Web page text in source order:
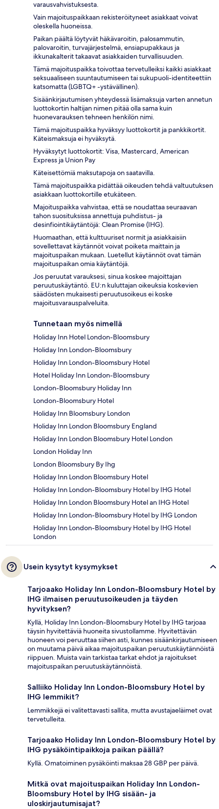
varausvahvistuksesta.
Vain majoituspaikkaan rekisteröityneet asiakkaat voivat
oleskella huoneissa.
Paikan päältä löytyvät häkävaroitin, palosammutin,
palovaroitin, turvajärjestelmä, ensiapupakkaus ja
ikkunakalterit takaavat asiakkaiden turvallisuuden.
Tämä majoituspaikka toivottaa tervetulleiksi kaikki asiakkaat
seksuaaliseen suuntautumiseen tai sukupuoli-identiteettiin
katsomatta (LGBTQ+ -ystävällinen).
Sisäänkirjautumisen yhteydessä lisämaksuja varten annetun
luottokortin haltijan nimen pitää olla sama kuin
huonevarauksen tehneen henkilön nimi.
Tämä majoituspaikka hyväksyy luottokortit ja pankkikortit.
Käteismaksuja ei hyväksytä.
Hyväksytyt luottokortit: Visa, Mastercard, American
Express ja Union Pay
Käteisettömiä maksutapoja on saatavilla.
Tämä majoituspaikka pidättää oikeuden tehdä valtuutuksen
asiakkaan luottokortille etukäteen.
Majoituspaikka vahvistaa, että se noudattaa seuraavan
tahon suosituksissa annettuja puhdistus- ja
desinfiointikäytäntöjä: Clean Promise (IHG).
Huomaathan, että kulttuuriset normit ja asiakkaisiin
sovellettavat käytännöt voivat poiketa maittain ja
majoituspaikan mukaan. Luetellut käytännöt ovat tämän
majoituspaikan omia käytäntöjä.
Jos peruutat varauksesi, sinua koskee majoittajan
peruutuskäytäntö. EU:n kuluttajan oikeuksia koskevien
säädösten mukaisesti peruutusoikeus ei koske
majoitusvarauspalveluita.
Tunnetaan myös nimellä
Holiday Inn Hotel London-Bloomsbury
Holiday Inn London-Bloomsbury
Holiday Inn London-Bloomsbury Hotel
Hotel Holiday Inn London-Bloomsbury
London-Bloomsbury Holiday Inn
London-Bloomsbury Hotel
Holiday Inn Bloomsbury London
Holiday Inn London Bloomsbury England
Holiday Inn London Bloomsbury Hotel London
London Holiday Inn
London Bloomsbury By Ihg
Holiday Inn London Bloomsbury Hotel
Holiday Inn London-Bloomsbury Hotel by IHG Hotel
Holiday Inn London Bloomsbury Hotel an IHG Hotel
Holiday Inn London-Bloomsbury Hotel by IHG London
Holiday Inn London-Bloomsbury Hotel by IHG Hotel
London
Usein kysytyt kysymykset
Tarjoaako Holiday Inn London-Bloomsbury Hotel by
IHG ilmaisen peruutusoikeuden ja täyden
hyvityksen?
Kyllä, Holiday Inn London-Bloomsbury Hotel by IHG tarjoaa
täysin hyvitettäviä huoneita sivustollamme. Hyvitettävän
huoneen voi peruuttaa siihen asti, kunnes sisäänkirjautumiseen
on muutama päivä aikaa majoituspaikan peruutuskäytännöistä
riippuen. Muista vain tarkistaa tarkat ehdot ja rajoitukset
majoituspaikan peruutuskäytännöistä.
Salliiko Holiday Inn London-Bloomsbury Hotel by
IHG lemmikit?
Lemmikkejä ei valitettavasti sallita, mutta avustajaeläimet ovat
tervetulleita.
Tarjoaako Holiday Inn London-Bloomsbury Hotel by
IHG pysäköintipaikkoja paikan päällä?
Kyllä. Omatoiminen pysäköinti maksaa 28 GBP per päivä.
Mitkä ovat majoituspaikan Holiday Inn London-
Bloomsbury Hotel by IHG sisään- ja
uloskirjautumisajat?